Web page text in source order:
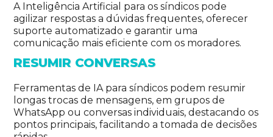
A Inteligência Artificial para os síndicos pode
agilizar respostas a dúvidas frequentes, oferecer
suporte automatizado e garantir uma
comunicação mais eficiente com os moradores.
RESUMIR CONVERSAS
Ferramentas de IA para síndicos podem resumir
longas trocas de mensagens, em grupos de
WhatsApp ou conversas individuais, destacando os
pontos principais, facilitando a tomada de decisões